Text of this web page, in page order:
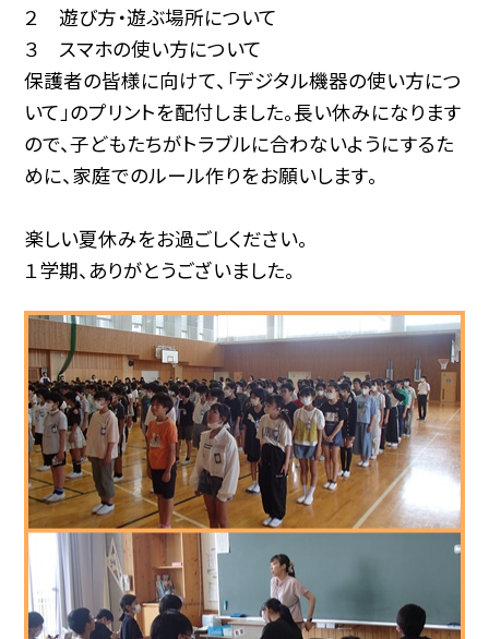
２ 遊び方・遊ぶ場所について
３ スマホの使い方について
保護者の皆様に向けて、「デジタル機器の使い方につ
いて」のプリントを配付しました。長い休みになります
ので、子どもたちがトラブルに合わないようにするた
めに、家庭でのルール作りをお願いします。
楽しい夏休みをお過ごしください。
１学期、ありがとうございました。